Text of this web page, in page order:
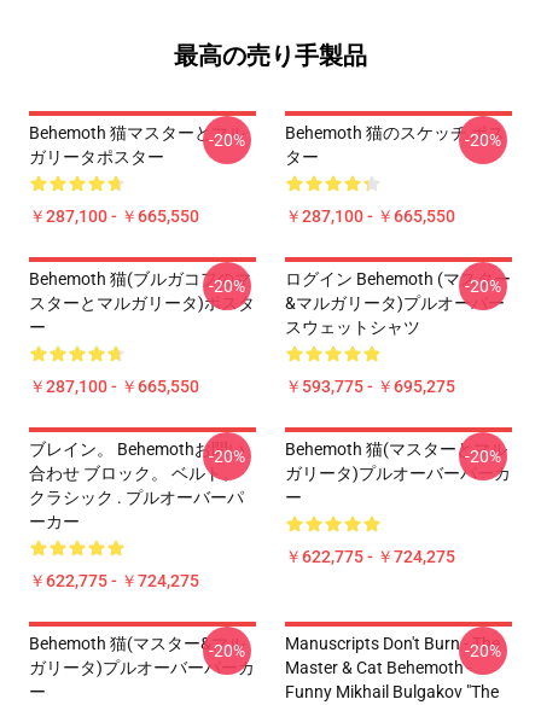
最高の売り手製品
Behemoth 猫マスターとマル
ガリータポスター
￥287,100 - ￥665,550
-20%
Behemoth 猫のスケッチ ポス
ター
￥287,100 - ￥665,550
-20%
Behemoth 猫(ブルガコフのマ
スターとマルガリータ)ポスタ
ー
￥287,100 - ￥665,550
-20%
ログイン Behemoth (マスター
&マルガリータ)プルオーバー
スウェットシャツ
￥593,775 - ￥695,275
-20%
ブレイン。 Behemothお問い
合わせ ブロック。 ベルト。
クラシック . プルオーバーパ
ーカー
￥622,775 - ￥724,275
-20%
Behemoth 猫(マスターとマル
ガリータ)プルオーバーパーカ
ー
￥622,775 - ￥724,275
-20%
Behemoth 猫(マスター&マル
ガリータ)プルオーバーパーカ
ー
-20%
Manuscripts Don't Burn - The
Master & Cat Behemoth -
Funny Mikhail Bulgakov "The
-20%